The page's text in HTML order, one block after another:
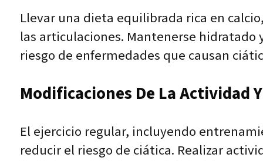
Llevar una dieta equilibrada rica en
las articulaciones. Mantenerse
riesgo de enfermedades que causan
Modificaciones De La Actividad
El ejercicio regular, incluyendo
reducir el riesgo de ciática. Realizar